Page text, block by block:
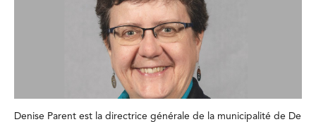
Denise Parent est la directrice générale de la municipalité de De